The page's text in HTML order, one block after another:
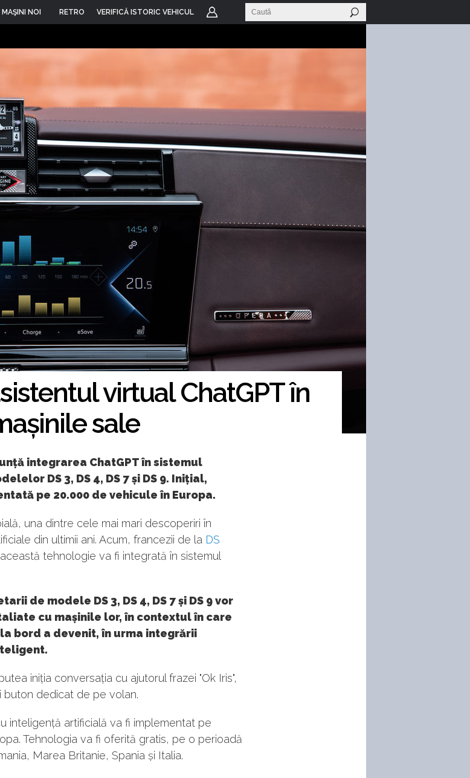
MAŞINI NOI RETRO VERIFICĂ ISTORIC VEHICUL
virtual ChatGPT în
sale
integrarea ChatGPT în sistemul
DS 3, DS 4, DS 7 și DS 9. Inițial,
pe 20.000 de vehicule în Europa.
una dintre cele mai mari descoperiri în
din ultimii ani. Acum, francezii de la DS
tehnologie va fi integrată în sistemul
de modele DS 3, DS 4, DS 7 și DS 9 vor
cu mașinile lor, în contextul în care
bord a devenit, în urma integrării
iniția conversația cu ajutorul frazei "Ok Iris",
buton dedicat de pe volan.
inteligență artificială va fi implementat pe
Tehnologia va fi oferită gratis, pe o perioadă
Marea Britanie, Spania și Italia.